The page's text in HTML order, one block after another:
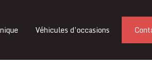
Véhicules d’occasions